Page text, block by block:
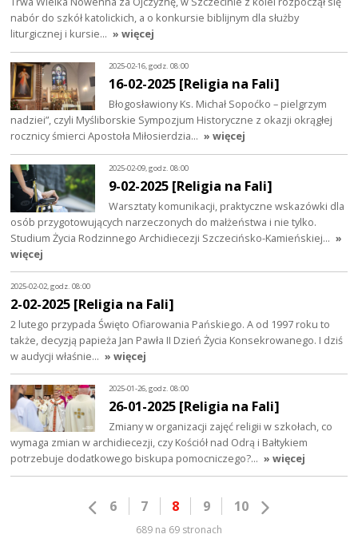
nabór do szkół katolickich, a o konkursie biblijnym dla służby
liturgicznej i kursie… » więcej
2025-02-16, godz. 08:00
16-02-2025 [Religia na Fali]
Błogosławiony Ks. Michał Sopoćko – pielgrzym
nadziei”, czyli Myśliborskie Sympozjum Historyczne z okazji okrągłej
rocznicy śmierci Apostoła Miłosierdzia… » więcej
2025-02-09, godz. 08:00
9-02-2025 [Religia na Fali]
Warsztaty komunikacji, praktyczne wskazówki dla
osób przygotowujących narzeczonych do małżeństwa i nie tylko.
Studium Życia Rodzinnego Archidiecezji Szczecińsko-Kamieńskiej… »
więcej
2025-02-02, godz. 08:00
2-02-2025 [Religia na Fali]
2 lutego przypada Święto Ofiarowania Pańskiego. A od 1997 roku to
także, decyzją papieża Jan Pawła II Dzień Życia Konsekrowanego. I dziś
w audycji właśnie… » więcej
2025-01-26, godz. 08:00
26-01-2025 [Religia na Fali]
Zmiany w organizacji zajęć religii w szkołach, co
wymaga zmian w archidiecezji, czy Kościół nad Odrą i Bałtykiem
potrzebuje dodatkowego biskupa pomocniczego?… » więcej
6 7 8 9 10
689 na 69 stronach